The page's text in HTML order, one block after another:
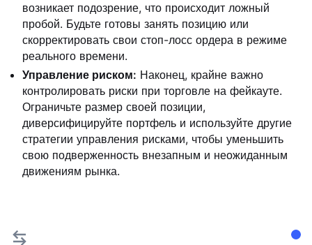
возникает подозрение, что происходит ложный
пробой. Будьте готовы занять позицию или
скорректировать свои стоп-лосс ордера в режиме
реального времени.
Управление риском: Наконец, крайне важно
контролировать риски при торговле на фейкауте.
Ограничьте размер своей позиции,
диверсифицируйте портфель и используйте другие
стратегии управления рисками, чтобы уменьшить
свою подверженность внезапным и неожиданным
движениям рынка.